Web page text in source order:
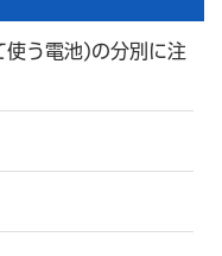
使う電池)の分別に注